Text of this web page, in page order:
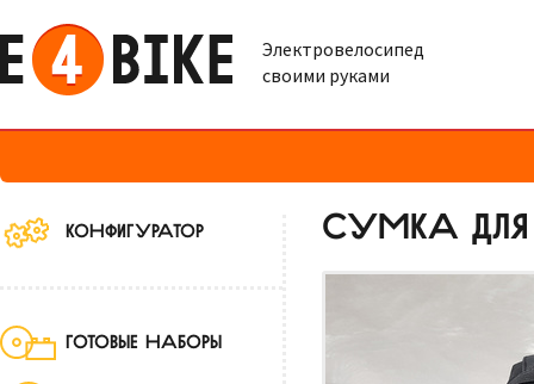
Электровелосипед
своими руками
КОНФИГУРАТОР
ГОТОВЫЕ НАБОРЫ
СУМКА ДЛЯ